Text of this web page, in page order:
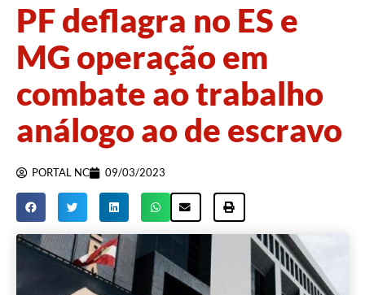
PF deflagra no ES e
MG operação em
combate ao trabalho
análogo ao de escravo
PORTAL NC 09/03/2023